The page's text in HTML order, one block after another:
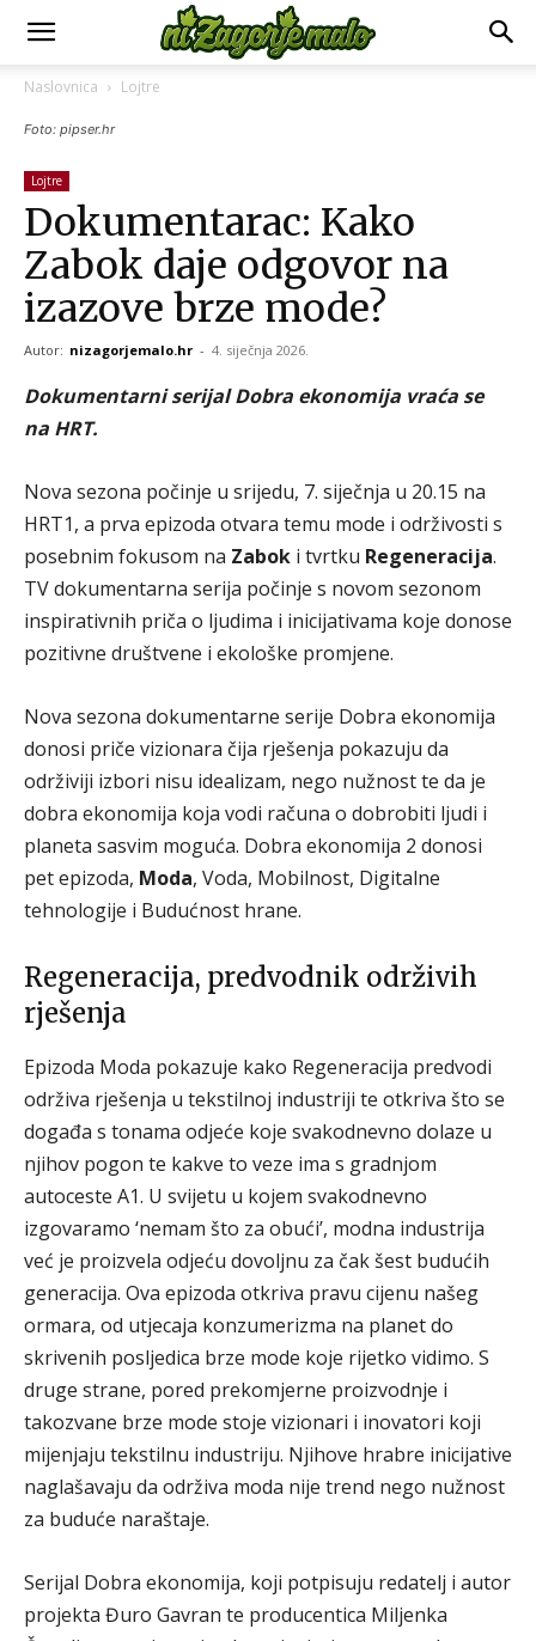
Naslovnica Lojtre
Foto: pipser.hr
Lojtre
Dokumentarac: Kako
Zabok daje odgovor na
izazove brze mode?
Autor: nizagorjemalo.hr - 4. siječnja 2026.
Dokumentarni serijal Dobra ekonomija vraća se
na HRT.
Nova sezona počinje u srijedu, 7. siječnja u 20.15 na
HRT1, a prva epizoda otvara temu mode i održivosti s
posebnim fokusom na Zabok i tvrtku Regeneracija.
TV dokumentarna serija počinje s novom sezonom
inspirativnih priča o ljudima i inicijativama koje donose
pozitivne društvene i ekološke promjene.
Nova sezona dokumentarne serije Dobra ekonomija
donosi priče vizionara čija rješenja pokazuju da
održiviji izbori nisu idealizam, nego nužnost te da je
dobra ekonomija koja vodi računa o dobrobiti ljudi i
planeta sasvim moguća. Dobra ekonomija 2 donosi
pet epizoda, Moda, Voda, Mobilnost, Digitalne
tehnologije i Budućnost hrane.
Regeneracija, predvodnik održivih
rješenja
Epizoda Moda pokazuje kako Regeneracija predvodi
održiva rješenja u tekstilnoj industriji te otkriva što se
događa s tonama odjeće koje svakodnevno dolaze u
njihov pogon te kakve to veze ima s gradnjom
autoceste A1. U svijetu u kojem svakodnevno
izgovaramo ‘nemam što za obući’, modna industrija
već je proizvela odjeću dovoljnu za čak šest budućih
generacija. Ova epizoda otkriva pravu cijenu našeg
ormara, od utjecaja konzumerizma na planet do
skrivenih posljedica brze mode koje rijetko vidimo. S
druge strane, pored prekomjerne proizvodnje i
takozvane brze mode stoje vizionari i inovatori koji
mijenjaju tekstilnu industriju. Njihove hrabre inicijative
naglašavaju da održiva moda nije trend nego nužnost
za buduće naraštaje.
Serijal Dobra ekonomija, koji potpisuju redatelj i autor
projekta Đuro Gavran te producentica Miljenka